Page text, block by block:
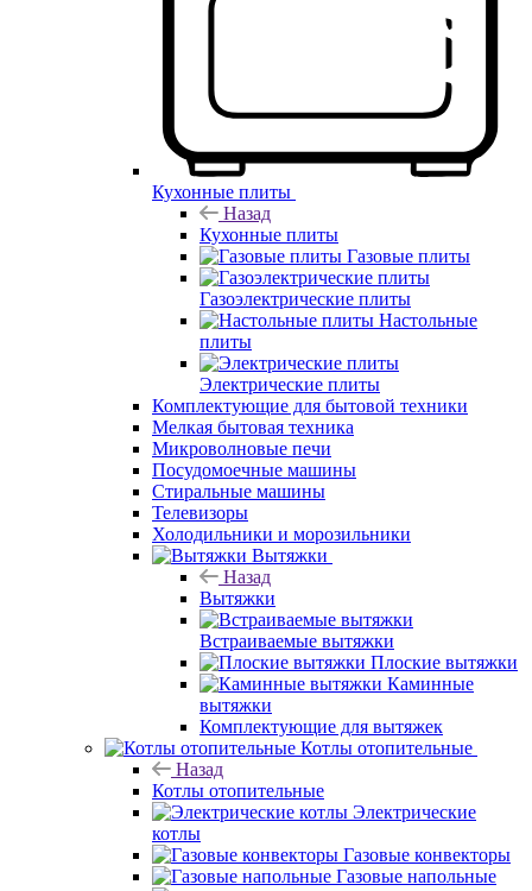
Кухонные плиты
Назад
Кухонные плиты
Газовые плиты
Газоэлектрические плиты
Настольные
плиты
Электрические плиты
Комплектующие для бытовой техники
Мелкая бытовая техника
Микроволновые печи
Посудомоечные машины
Стиральные машины
Телевизоры
Холодильники и морозильники
Вытяжки
Назад
Вытяжки
Встраиваемые вытяжки
Плоские вытяжки
Каминные
вытяжки
Комплектующие для вытяжек
Котлы отопительные
Назад
Котлы отопительные
Электрические
котлы
Газовые конвекторы
Газовые напольные